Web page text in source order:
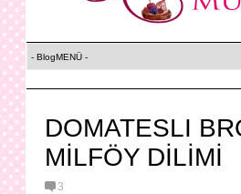
DOMATESLI
MİLFÖY DİLİMİ
3